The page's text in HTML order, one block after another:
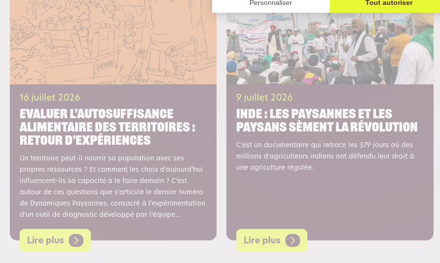
16 juillet 2026
Evaluer l’autosuffisance
alimentaire des territoires :
retour d’expériences
Un territoire peut-il nourrir sa population avec ses
propres ressources ? Et comment les choix d’aujourd’hui
influencent-ils sa capacité à le faire demain ? C’est
autour de ces questions que s’articule le dernier numéro
de Dynamiques Paysannes, consacré à l’expérimentation
d’un outil de diagnostic développé par l’équipe...
Lire plus
9 juillet 2026
Inde : les paysannes et les
paysans sèment la révolution
C'est un documentaire qui retrace les 379 jours où des
millions d'agriculteurs indiens ont défendu leur droit à
une agriculture régulée.
Lire plus